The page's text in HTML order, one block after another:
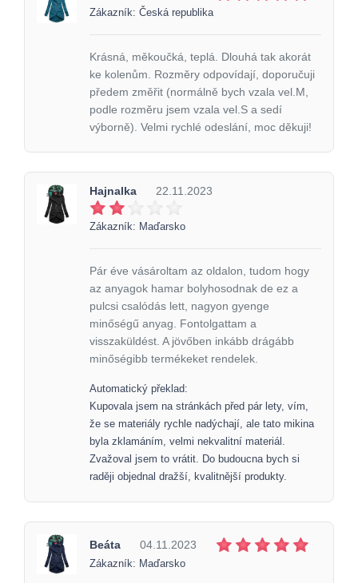
Zákazník: Česká republika
Krásná, měkoučká, teplá. Dlouhá tak akorát
ke kolenům. Rozměry odpovídají, doporučuji
předem změřit (normálně bych vzala vel.M,
podle rozměru jsem vzala vel.S a sedí
výborně). Velmi rychlé odeslání, moc děkuji!
Hajnalka 22.11.2023
Zákazník: Maďarsko
Pár éve vásároltam az oldalon, tudom hogy
az anyagok hamar bolyhosodnak de ez a
pulcsi csalódás lett, nagyon gyenge
minőségű anyag. Fontolgattam a
visszaküldést. A jövőben inkább drágább
minőségibb termékeket rendelek.
Automatický překlad:
Kupovala jsem na stránkách před pár lety, vím,
že se materiály rychle nadýchají, ale tato mikina
byla zklamáním, velmi nekvalitní materiál.
Zvažoval jsem to vrátit. Do budoucna bych si
raději objednal dražší, kvalitnější produkty.
Beáta 04.11.2023
Zákazník: Maďarsko